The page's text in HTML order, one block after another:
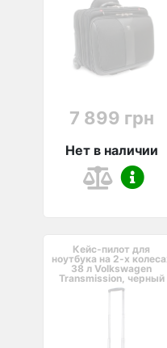
7 899 грн
Нет в наличии
Кейс-пилот для
ноутбука на 2-х
38 л Volkswagen
Transmission, черный